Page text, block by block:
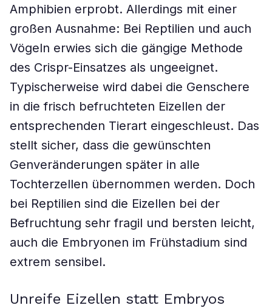
Amphibien erprobt. Allerdings mit einer
großen Ausnahme: Bei Reptilien und auch
Vögeln erwies sich die gängige Methode
des Crispr-Einsatzes als ungeeignet.
Typischerweise wird dabei die Genschere
in die frisch befruchteten Eizellen der
entsprechenden Tierart eingeschleust. Das
stellt sicher, dass die gewünschten
Genveränderungen später in alle
Tochterzellen übernommen werden. Doch
bei Reptilien sind die Eizellen bei der
Befruchtung sehr fragil und bersten leicht,
auch die Embryonen im Frühstadium sind
extrem sensibel.
Unreife Eizellen statt Embryos